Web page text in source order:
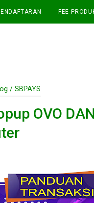
FEE
/ SBPAYS
OVO